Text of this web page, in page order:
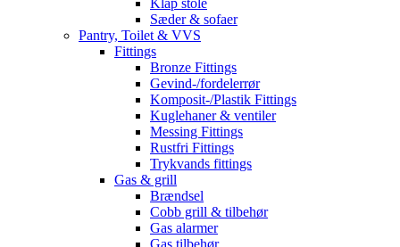
Klap stole
Sæder & sofaer
Pantry, Toilet & VVS
Fittings
Bronze Fittings
Gevind-/fordelerrør
Komposit-/Plastik Fittings
Kuglehaner & ventiler
Messing Fittings
Rustfri Fittings
Trykvands fittings
Gas & grill
Brændsel
Cobb grill & tilbehør
Gas alarmer